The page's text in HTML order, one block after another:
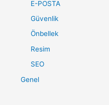
E-POSTA
Güvenlik
Önbellek
Resim
SEO
Genel